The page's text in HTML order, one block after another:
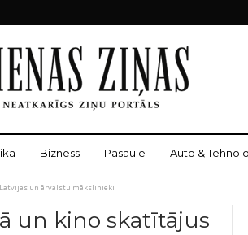
Bizness Pasaulē Auto &
un ārvalstu mākslinieki
un kino skatītājus